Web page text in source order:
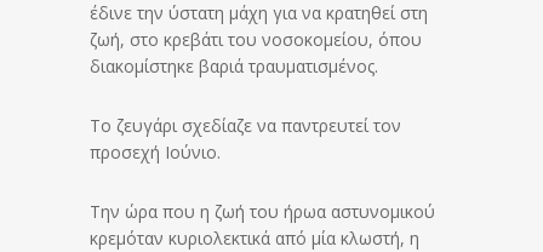
έδινε την ύστατη μάχη για να κρατηθεί στη
ζωή, στο κρεβάτι του νοσοκομείου, όπου
διακομίστηκε βαριά τραυματισμένος.
Το ζευγάρι σχεδίαζε να παντρευτεί τον
προσεχή Ιούνιο.
Την ώρα που η ζωή του ήρωα αστυνομικού
κρεμόταν κυριολεκτικά από μία κλωστή, η